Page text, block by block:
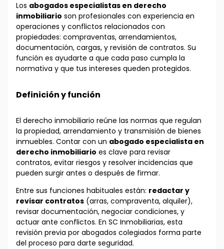
Los abogados especialistas en derecho
inmobiliario son profesionales con experiencia en
operaciones y conflictos relacionados con
propiedades: compraventas, arrendamientos,
documentación, cargas, y revisión de contratos. Su
función es ayudarte a que cada paso cumpla la
normativa y que tus intereses queden protegidos.
Definición y función
El derecho inmobiliario reúne las normas que regulan
la propiedad, arrendamiento y transmisión de bienes
inmuebles. Contar con un abogado especialista en
derecho inmobiliario es clave para revisar
contratos, evitar riesgos y resolver incidencias que
pueden surgir antes o después de firmar.
Entre sus funciones habituales están: redactar y
revisar contratos (arras, compraventa, alquiler),
revisar documentación, negociar condiciones, y
actuar ante conflictos. En SC Inmobiliarias, esta
revisión previa por abogados colegiados forma parte
del proceso para darte seguridad.